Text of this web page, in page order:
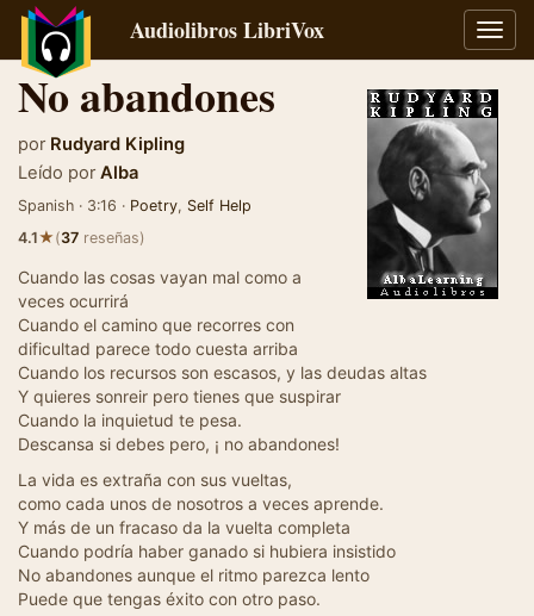
Audiolibros LibriVox
No abandones
por Rudyard Kipling
Leído por Alba
Spanish · 3:16 · Poetry, Self Help
4.1★(37 reseñas)
Cuando las cosas vayan mal como a
veces ocurrirá
Cuando el camino que recorres con
dificultad parece todo cuesta arriba
Cuando los recursos son escasos, y las deudas altas
Y quieres sonreir pero tienes que suspirar
Cuando la inquietud te pesa.
Descansa si debes pero, ¡ no abandones!
La vida es extraña con sus vueltas,
como cada unos de nosotros a veces aprende.
Y más de un fracaso da la vuelta completa
Cuando podría haber ganado si hubiera insistido
No abandones aunque el ritmo parezca lento
Puede que tengas éxito con otro paso.